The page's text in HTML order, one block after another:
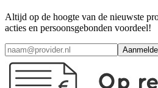
Altijd op de hoogte van de nieuwste
acties en persoonsgebonden voordeel!